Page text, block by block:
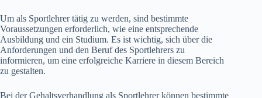
Um als Sportlehrer tätig zu werden, sind bestimmte
Voraussetzungen erforderlich, wie eine entsprechende
Ausbildung und ein Studium. Es ist wichtig, sich über die
Anforderungen und den Beruf des Sportlehrers zu
informieren, um eine erfolgreiche Karriere in diesem Bereich
zu gestalten.
Bei der Gehaltsverhandlung als Sportlehrer können bestimmte